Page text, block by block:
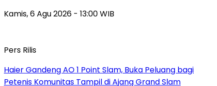
Kamis, 6 Agu 2026 - 13:00 WIB
Pers Rilis
Haier Gandeng AO 1 Point Slam, Buka Peluang bagi
Petenis Komunitas Tampil di Ajang Grand Slam